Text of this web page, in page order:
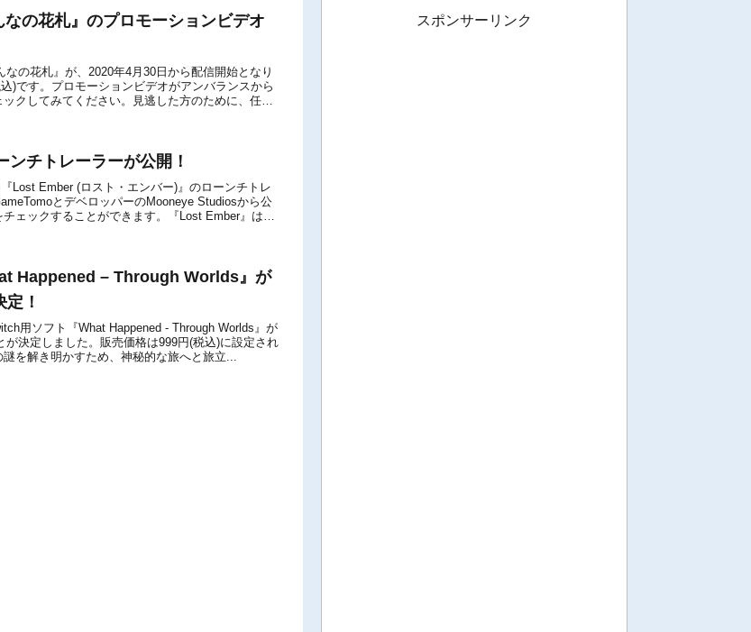
の花札』のプロモーションビデオ
の花札』が、2020年4月30日から配信開始となり
)です。プロモーションビデオがアンバランスから
クしてみてください。見逃した方のために、任天
ンチトレーラーが公開！
Lost Ember (ロスト・エンバー)』のローンチトレ
とデベロッパーのMooneye Studiosから公
ェックすることができます。『Lost Ember』は、
Happened – Through Worlds』が
！
用ソフト『What Happened - Through Worlds』が
が決定しました。販売価格は999円(税込)に設定され
を解き明かすため、神秘的な旅へと旅立...
スポンサーリンク